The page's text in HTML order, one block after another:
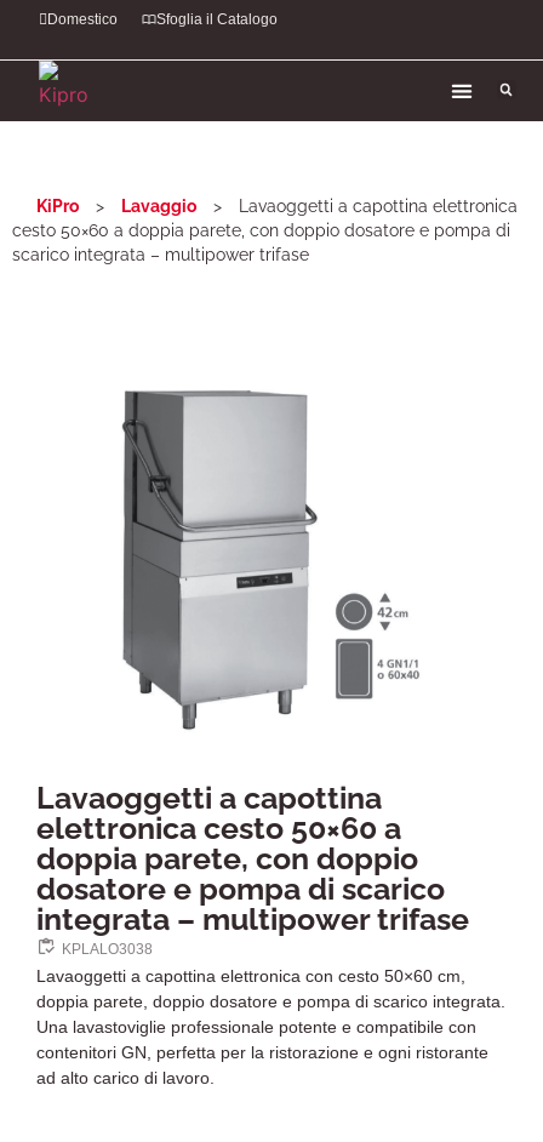
Domestico Sfoglia il Catalogo
KiPro > Lavaggio >
Lavaoggetti a capottina elettronica
cesto 50×60 a doppia parete, con doppio dosatore e pompa di
scarico integrata – multipower trifase
Lavaoggetti a capottina
elettronica cesto 50×60 a
doppia parete, con doppio
dosatore e pompa di scarico
integrata – multipower trifase
KPLALO3038
Lavaoggetti a capottina elettronica con cesto 50×60 cm,
doppia parete, doppio dosatore e pompa di scarico integrata.
Una lavastoviglie professionale potente e compatibile con
contenitori GN, perfetta per la ristorazione e ogni ristorante
ad alto carico di lavoro.